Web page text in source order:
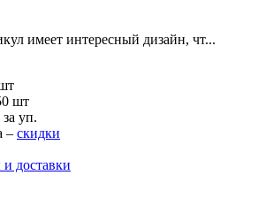
имеет интересный дизайн, чт...
шт
уп.
– скидки
доставки